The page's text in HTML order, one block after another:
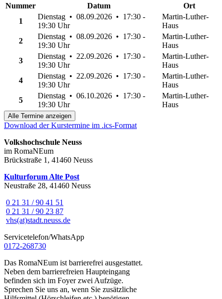
Nummer
Datum
Ort
1
Dienstag • 08.09.2026 • 17:30 -
19:30 Uhr
Martin-Luther-
Haus
2
Dienstag • 08.09.2026 • 17:30 -
19:30 Uhr
Martin-Luther-
Haus
3
Dienstag • 22.09.2026 • 17:30 -
19:30 Uhr
Martin-Luther-
Haus
4
Dienstag • 22.09.2026 • 17:30 -
19:30 Uhr
Martin-Luther-
Haus
5
Dienstag • 06.10.2026 • 17:30 -
19:30 Uhr
Martin-Luther-
Haus
Alle Termine anzeigen
Download der Kurstermine im .ics-Format
Volkshochschule Neuss
im RomaNEum
Brückstraße 1, 41460 Neuss
Kulturforum Alte Post
Neustraße 28, 41460 Neuss
0 21 31 / 90 41 51
0 21 31 / 90 23 87
vhs(at)stadt.neuss.de
Servicetelefon/WhatsApp
0172-268730
Das RomaNEum ist barrierefrei ausgestattet.
Neben dem barrierefreien Haupteingang
befinden sich im Foyer zwei Aufzüge.
Sprechen Sie uns an, wenn Sie zusätzliche